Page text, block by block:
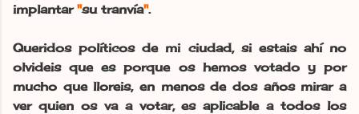
implantar"su tranvía".
Queridos políticos de mi ciudad, si estais ahí no
olvideis que es porque os hemos votado y por
mucho que lloreis, en menos de dos años mirar a
ver quien os va a votar, es aplicable a todos los